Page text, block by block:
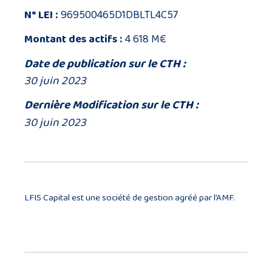
N° LEI :969500465D1DBLTL4C57
Montant des actifs :4 618 M€
Date de publication sur le CTH :
30 juin 2023
Dernière Modification sur le CTH :
30 juin 2023
LFIS Capital est une société de gestion agréé par l’AMF.